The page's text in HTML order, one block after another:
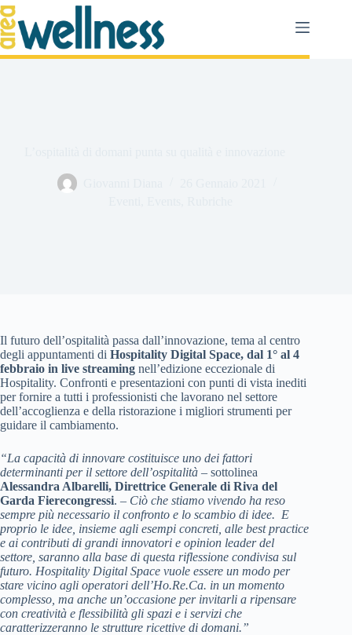
Salta
al
contenuto
Il futuro dell’ospitalità passa dall’innovazione, tema al centro
degli appuntamenti di Hospitality Digital Space, dal 1° al 4
febbraio in live streaming nell’edizione eccezionale di
Hospitality. Confronti e presentazioni con punti di vista inediti
per fornire a tutti i professionisti che lavorano nel settore
dell’accoglienza e della ristorazione i migliori strumenti per
guidare il cambiamento.
“La capacità di innovare costituisce uno dei fattori
determinanti per il settore dell’ospitalità – sottolinea
Alessandra Albarelli, Direttrice Generale di Riva del
Garda Fierecongressi. – Ciò che stiamo vivendo ha reso
sempre più necessario il confronto e lo scambio di idee. E
proprio le idee, insieme agli esempi concreti, alle best practice
e ai contributi di grandi innovatori e opinion leader del
settore, saranno alla base di questa riflessione condivisa sul
futuro. Hospitality Digital Space vuole essere un modo per
stare vicino agli operatori dell’Ho.Re.Ca. in un momento
complesso, ma anche un’occasione per invitarli a ripensare
con creatività e flessibilità gli spazi e i servizi che
caratterizzeranno le strutture ricettive di domani.”